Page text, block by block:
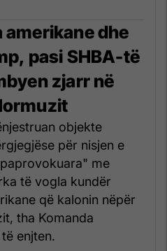
amerikane dhe
pasi SHBA-të
zjarr në
objekte
për nisjen e
me
të vogla kundër
që kalonin nëpër
tha Komanda
enjten.